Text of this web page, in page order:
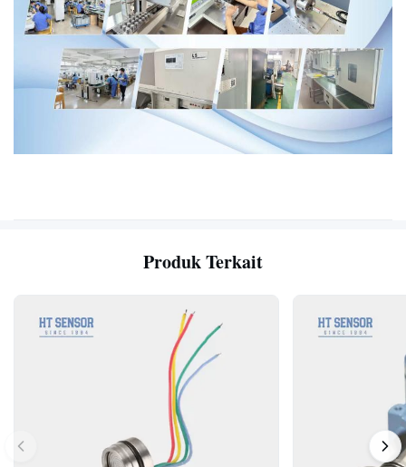
Produk Terkait